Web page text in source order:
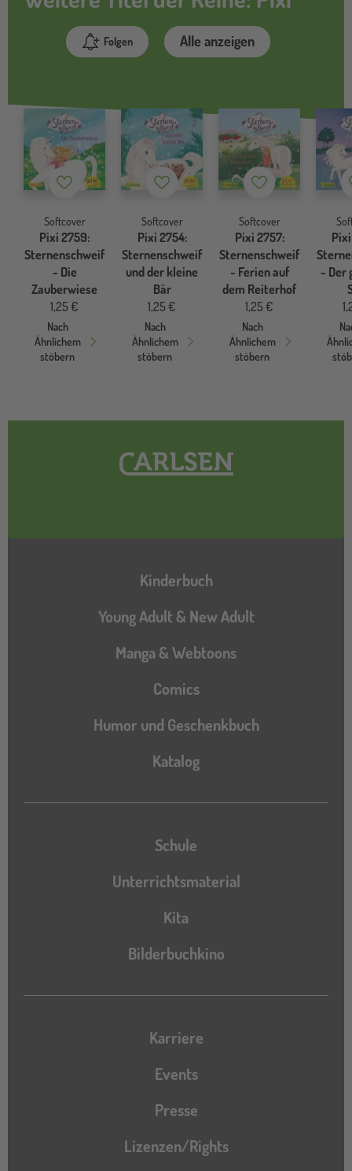
Folgen Alle anzeigen
Merkzettel
Softcover
Pixi 2759:
Sternenschweif
- Die
Zauberwiese
1,25 €
Nach
Ähnlichem
stöbern
Merkzettel
Softcover
Pixi 2754:
Sternenschweif
und der kleine
Bär
1,25 €
Nach
Ähnlichem
stöbern
Merkzettel
Softcover
Pixi 2757:
Sternenschweif
- Ferien auf
dem Reiterhof
1,25 €
Nach
Ähnlichem
stöbern
- Der
Hauptnavigation
Kinderbuch
Young Adult & New Adult
Manga & Webtoons
Comics
Humor und Geschenkbuch
Katalog
Katalog
Schule
Unterrichtsmaterial
Kita
Bilderbuchkino
Karriere
Events
Presse
Lizenzen/Rights